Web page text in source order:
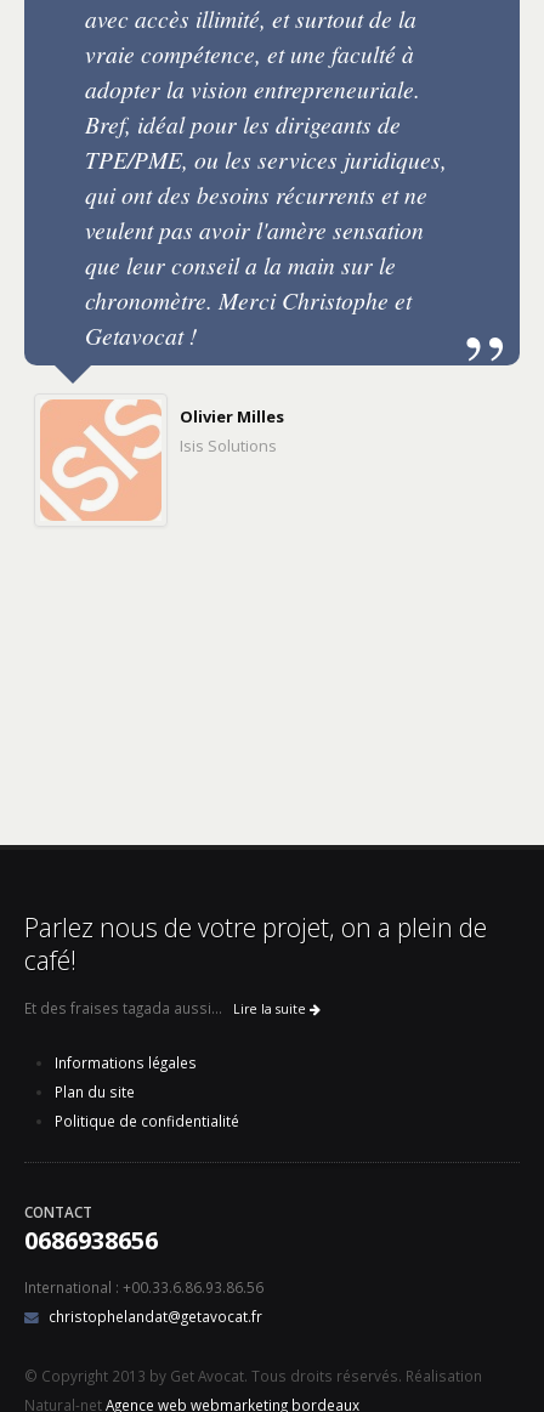
avec accès illimité, et surtout de la
vraie compétence, et une faculté à
adopter la vision entrepreneuriale.
Bref, idéal pour les dirigeants de
TPE/PME, ou les services juridiques,
qui ont des besoins récurrents et ne
veulent pas avoir l'amère sensation
que leur conseil a la main sur le
chronomètre. Merci Christophe et
Getavocat !
Olivier Milles
Isis Solutions
Parlez nous de votre projet, on a plein de
café!
Et des fraises tagada aussi... Lire la suite
Informations légales
Plan du site
Politique de confidentialité
CONTACT
0686938656
International : +00.33.6.86.93.86.56
christophelandat@getavocat.fr
© Copyright 2013 by Get Avocat. Tous droits réservés. Réalisation
Natural-netAgence web webmarketing bordeaux